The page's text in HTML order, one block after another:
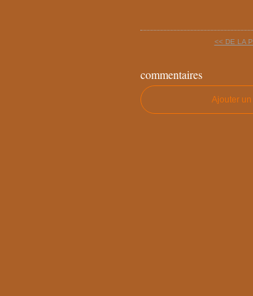
<< DE LA
commentaires
Ajouter